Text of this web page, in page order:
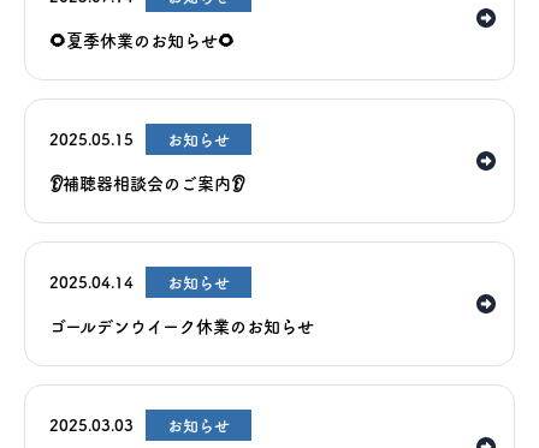
介護・福祉事業
補聴器のマツオ
🌻夏季休業のお知らせ🌻
2025.05.15 お知らせ
👂補聴器相談会のご案内👂
2025.04.14 お知らせ
ゴールデンウイーク休業のお知らせ
2025.03.03 お知らせ